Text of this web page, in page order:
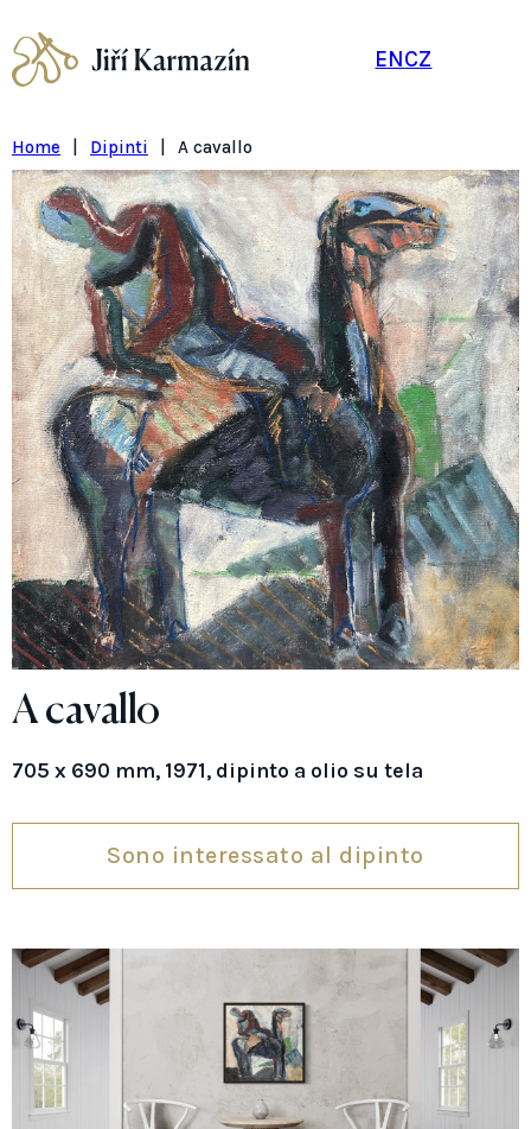
ENCZ
Home Dipinti A cavallo
A cavallo
705 x 690 mm, 1971, dipinto a olio su tela
Sono interessato al dipinto